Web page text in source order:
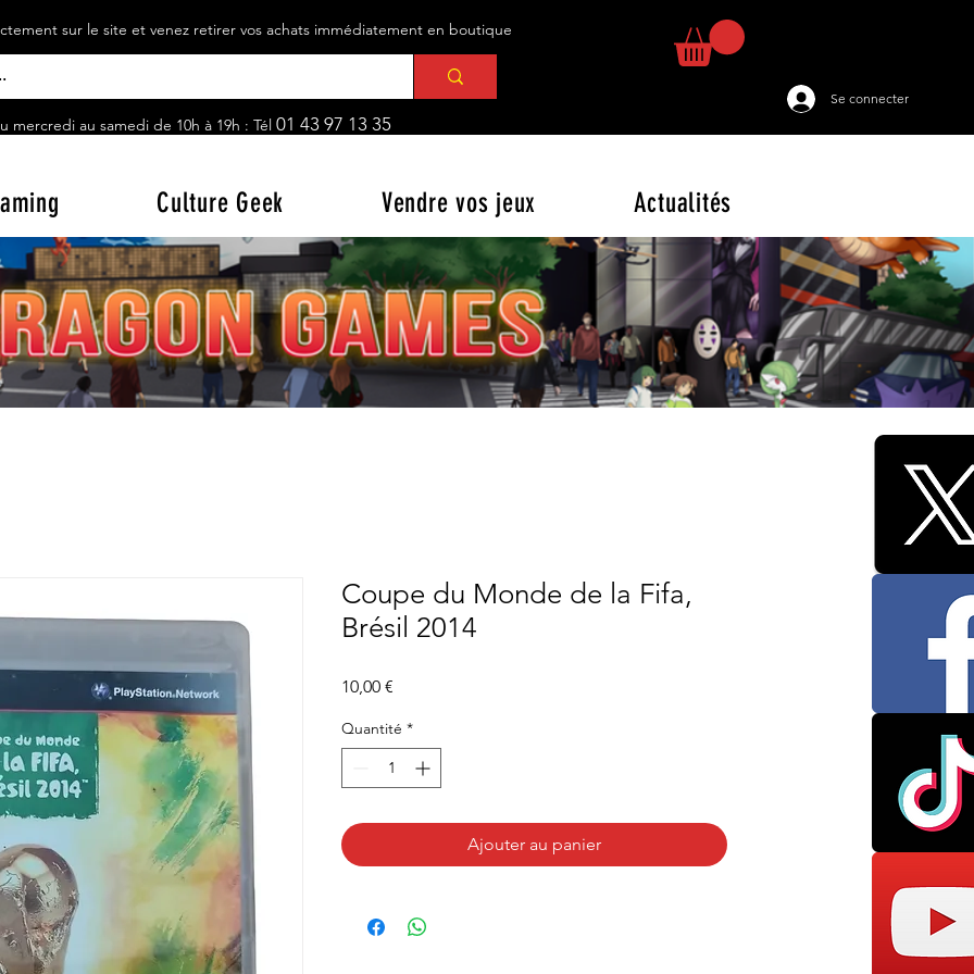
Se connecter
sur le site et venez retirer vos achats immédiatement en boutique
u mercredi au samedi de 10h à 19h : Tél 01 43 97 13 35
Coupe du Monde de la Fifa,
Brésil 2014
10,00 €
Quantité *
Ajouter au panier
Culture Geek Vendre vos jeux Actualités